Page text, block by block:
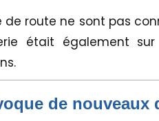
de route ne sont pas
était également
de nouveaux